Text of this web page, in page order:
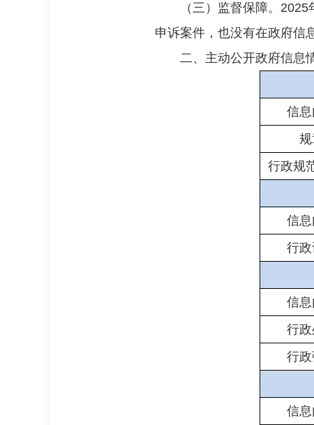
（三）监督保障。
申诉案件，也没有在政府信
二、主动公开政府信息
信
行政规
信
行
信
行
行政
信